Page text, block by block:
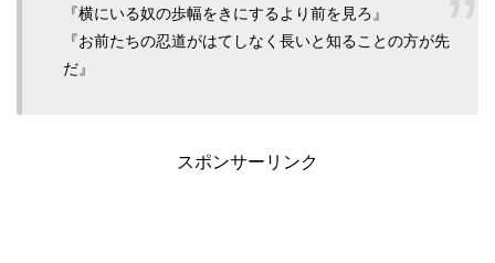
『横にいる奴の歩幅をきにするより前を見ろ』
『お前たちの忍道がはてしなく長いと知ることの方が先
だ』
スポンサーリンク